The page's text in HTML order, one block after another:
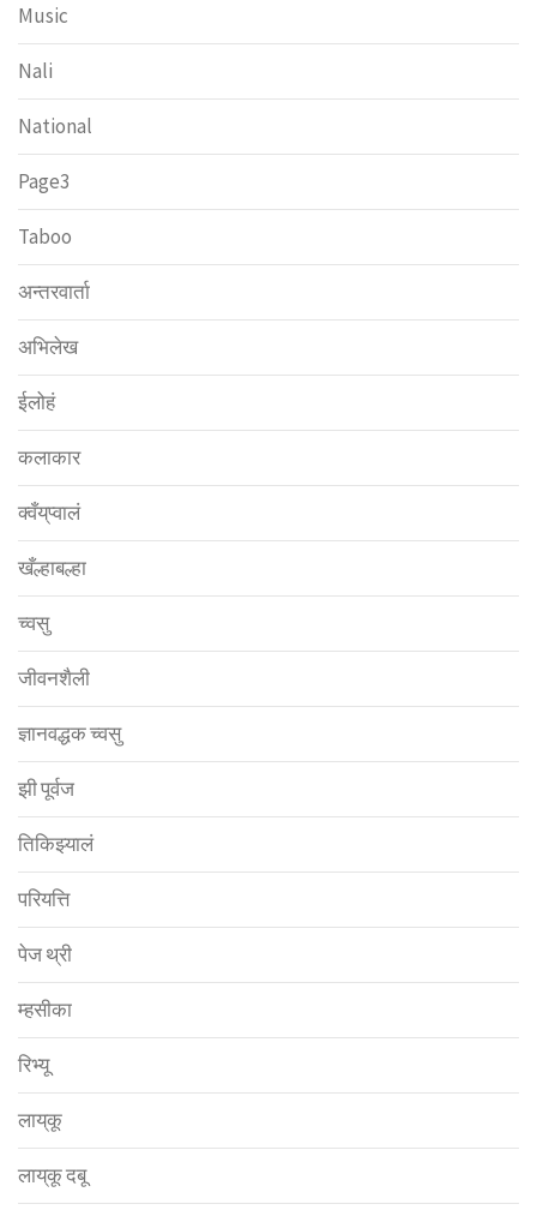
Music
Nali
National
Page3
Taboo
अन्तरवार्ता
अभिलेख
ईलोहं
कलाकार
क्वँय्‌प्वालं
खँल्हाबल्हा
च्वसु
जीवनशैली
ज्ञानवद्धक च्वसु
झी पूर्वज
तिकिझ्यालं
परियत्ति
पेज थ्री
म्हसीका
रिभ्यू
लाय्‌कू
लाय्‌कू दबू